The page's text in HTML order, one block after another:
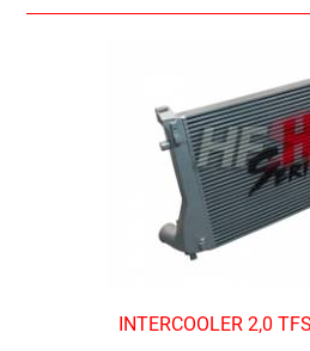
INTERCOOLER 2,0